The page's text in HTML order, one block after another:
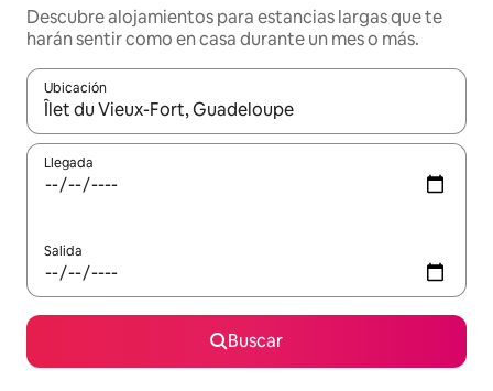
Descubre alojamientos para estancias largas que te
harán sentir como en casa durante un mes o más.
Ubicación
Cuando los resultados estén disponibles, podrás navegar
Llegada
Salida
Buscar